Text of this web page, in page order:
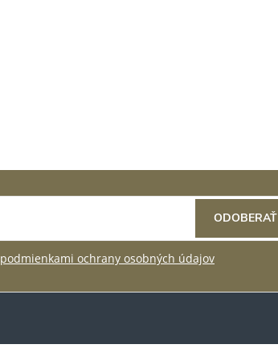
podmienkami ochrany osobných údajov
ODOBERAŤ